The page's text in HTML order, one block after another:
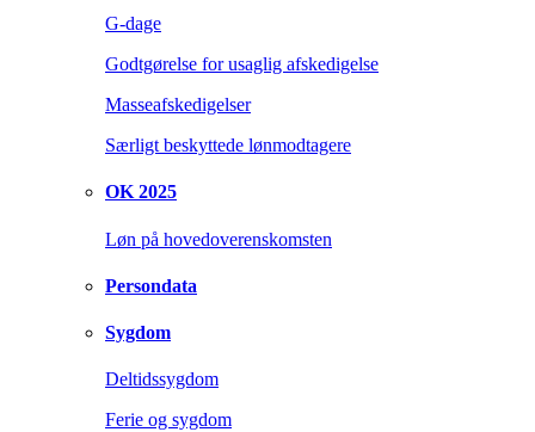
G-dage
Godtgørelse for usaglig afskedigelse
Masseafskedigelser
Særligt beskyttede lønmodtagere
OK 2025
Løn på hovedoverenskomsten
Persondata
Sygdom
Deltidssygdom
Ferie og sygdom